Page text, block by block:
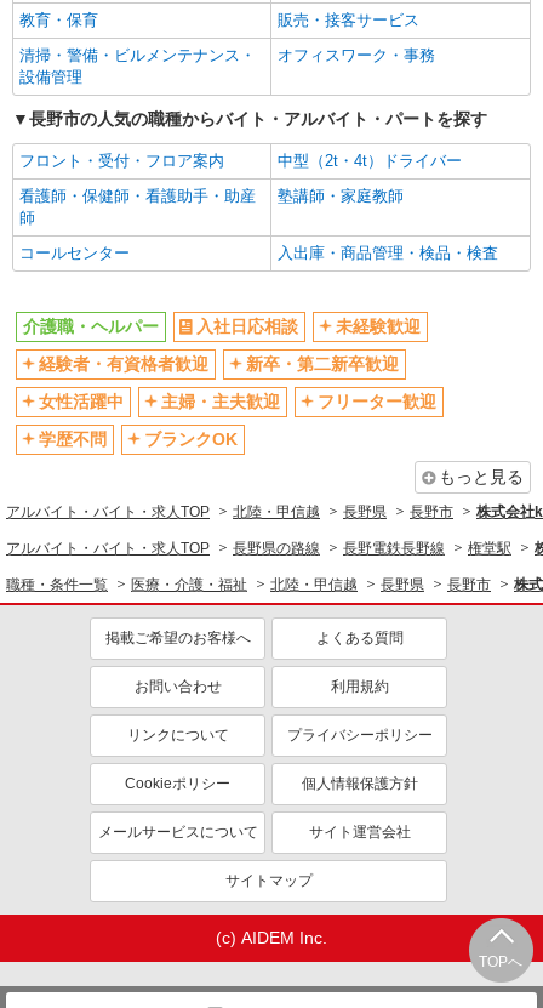
派遣社員
株式会社kotrio /●MT-H-1875285
STAFF｜資格支援制度あり
時給1500円〜2125円 ＜日払い有/週払い有/交
通費全支給(ガソリン代含む)＞
長野市
キープ 詳細を見る
株式会社kotrio /●MT-H-1959327
長野市｜リハビリ補助などのデイサービス
STAFF♪未経験OK
時給1500円〜2125円 ＜日払い有/週払い有/交
通費全支給(ガソリン代含む)＞
長野市
キープ 詳細を見る
派遣社員
株式会社kotrio /●MT-H-2068556
長野市のデイサービス♪日勤のみ！残業ゼロで
趣味も満喫
時給1500円〜2125円 ＜日払い有/週払い有/交
通費全支給(ガソリン代含む)＞
長野市内
キープ 詳細を見る
株式会社kotrio /●MT-H-2102245
【年齢不問】長野市の小規模デイサービス＊資
格経験不問
時給1500円〜2125円 ＜日払い有/週払い有/交
通費全支給(ガソリン代含む)＞
教育・保育
販売・接客サービス
清掃・警備・ビルメンテナンス・
設備管理
オフィスワーク・事務
長野市の人気の職種からバイト・アルバイト・パートを探す
フロント・受付・フロア案内
中型（2t・4t）ドライバー
看護師・保健師・看護助手・助産
師
塾講師・家庭教師
コールセンター 入出庫・商品管理・検品・検査
TOPへ
介護職・ヘルパー 入社日応相談
未経験歓迎
経験者・有資格者歓迎
新卒・第二新卒歓迎
女性活躍中
主婦・主夫歓迎
フリーター歓迎
学歴不問
ブランクOK
もっと見る
アルバイト・バイト・求人TOP 北陸・甲信越 長野県 長野市 株式会社
アルバイト・バイト・求人TOP 長野県の路線 長野電鉄長野線 権堂駅
職種・条件一覧 医療・介護・福祉 北陸・甲信越 長野県 長野市 株
掲載ご希望のお客様へ よくある質問
お問い合わせ 利用規約
リンクについて プライバシーポリシー
Cookieポリシー 個人情報保護方針
メールサービスについて サイト運営会社
サイトマップ
(c) AIDEM Inc.